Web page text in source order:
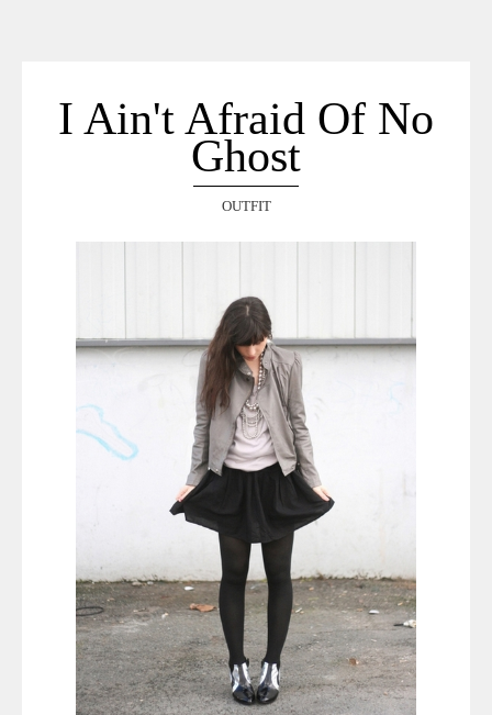
LOOKBOOK
RECHERCHE
I Ain't Afraid Of No
Ghost
OUTFIT